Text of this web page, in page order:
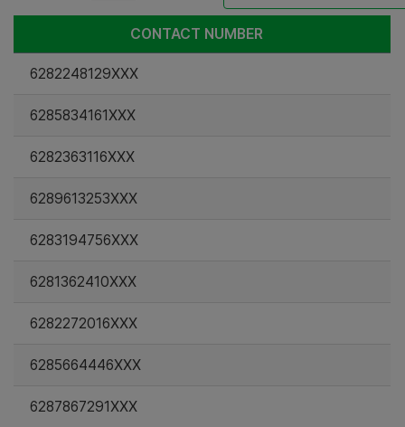
CONTACT NUMBER
6282248129XXX
6285834161XXX
6282363116XXX
6289613253XXX
6283194756XXX
6281362410XXX
6282272016XXX
6285664446XXX
6287867291XXX